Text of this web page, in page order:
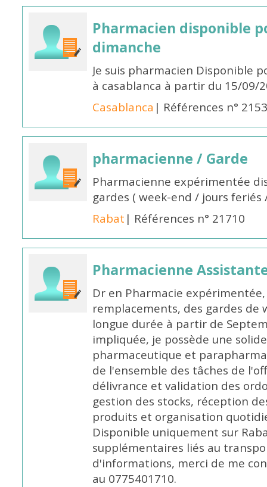
Pharmacien disponible
dimanche
Je suis pharmacien Disponible
à casablanca à partir du 15/09/
Casablanca | Références n°
pharmacienne / Garde
Pharmacienne expérimentée
gardes ( week-end / jours
Rabat | Références n° 21710
Pharmacienne
Dr en Pharmacie
remplacements, des gardes de
longue durée à partir de
impliquée, je possède une
pharmaceutique et
de l'ensemble des tâches de
délivrance et validation des
gestion des stocks, réception
produits et organisation
Disponible uniquement sur
supplémentaires liés au
d'informations, merci de me
au 0775401710.